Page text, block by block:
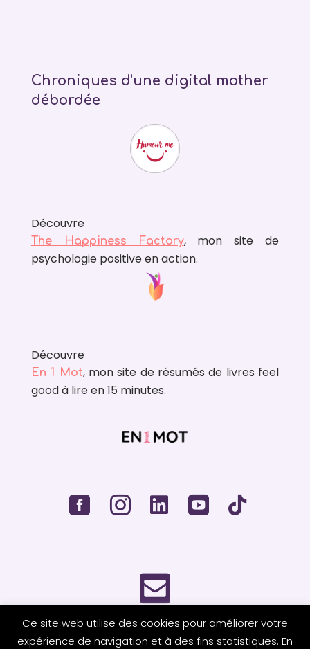
Chroniques d'une digital mother
débordée
Découvre
The Happiness Factory, mon site de
psychologie positive en action.
Découvre
En 1 Mot, mon site de résumés de livres feel
good à lire en 15 minutes.
    

Ce site web utilise des cookies pour améliorer votre
expérience de navigation et à des fins statistiques. En